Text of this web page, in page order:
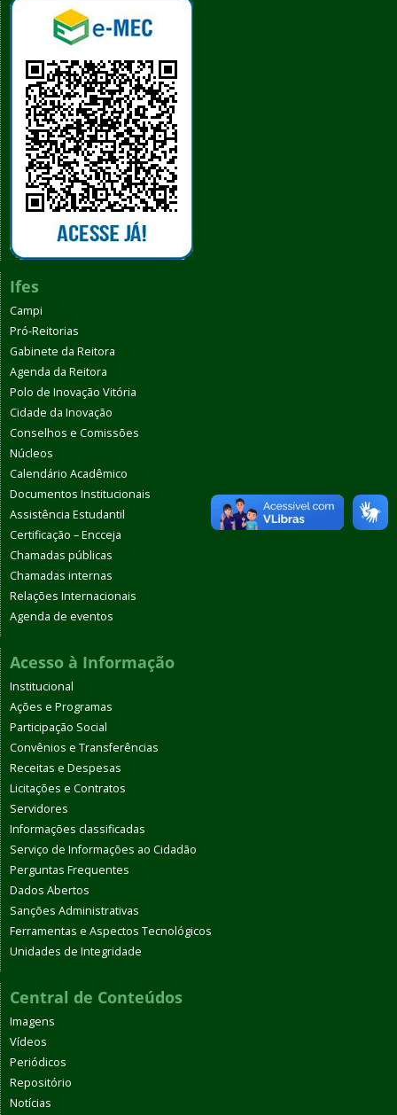
Ifes
Campi
Pró-Reitorias
Gabinete da Reitora
Agenda da Reitora
Polo de Inovação Vitória
Cidade da Inovação
Conselhos e Comissões
Núcleos
Calendário Acadêmico
Documentos Institucionais
Assistência Estudantil
Certificação – Encceja
Chamadas públicas
Chamadas internas
Relações Internacionais
Agenda de eventos
Acesso à Informação
Institucional
Ações e Programas
Participação Social
Convênios e Transferências
Receitas e Despesas
Licitações e Contratos
Servidores
Informações classificadas
Serviço de Informações ao Cidadão
Perguntas Frequentes
Dados Abertos
Sanções Administrativas
Ferramentas e Aspectos Tecnológicos
Unidades de Integridade
Central de Conteúdos
Imagens
Vídeos
Periódicos
Repositório
Notícias